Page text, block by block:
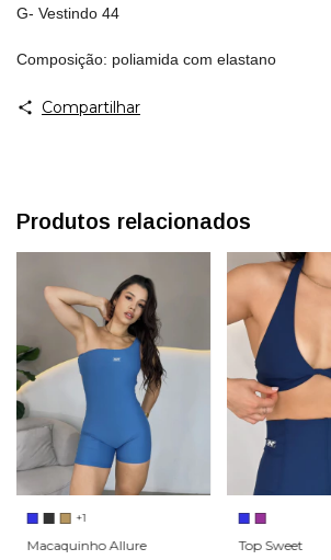
G- Vestindo 44
Composição: poliamida com elastano
Compartilhar
Produtos relacionados
+1
Macaquinho Allure Top Sweet